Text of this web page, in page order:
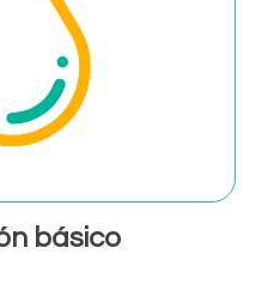
básico